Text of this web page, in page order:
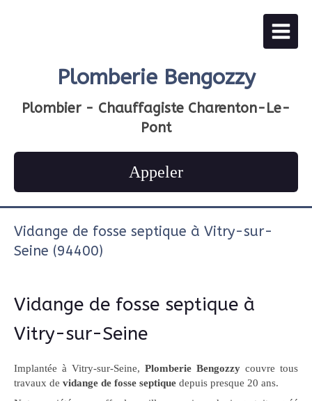
Plomberie Bengozzy
Plombier - Chauffagiste Charenton-Le-
Pont
Appeler
Vidange de fosse septique à Vitry-sur-
Seine (94400)
Vidange de fosse septique à
Vitry-sur-Seine
Implantée à Vitry-sur-Seine, Plomberie Bengozzy couvre tous
travaux de vidange de fosse septique depuis presque 20 ans.